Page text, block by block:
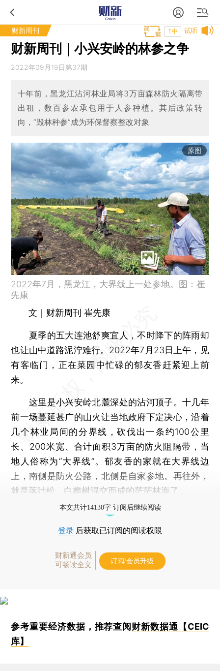
财新周刊 试听
T中
财新周刊｜小兴安岭的林参之争
2022年09月19日第37期
十年前，黑龙江沾河林业局将3万亩森林防火隔离带
出租，数百参农承包用于人参种植。其后政策转
向，“毁林种参”成为环保督察整改对象
原图
2022年7月，黑龙江，大界线上一处参地。图：崔
先康
文｜财新周刊 崔先康
夏季的五大连池舒爽宜人，不时降下的阵雨却
也让山中道路泥泞难行。2022年7月23日上午，见
有客临门，正在菜园中忙碌的郁友香赶紧迎上前
来。
这里是小兴安岭北麓深处的沾河顶子。十几年
前一场蔓延甚广的山火让当地政府下定决心，沿着
几个林业局间的分界线，砍伐出一条约100公里
长、200米宽、合计面积3万亩的防火阻隔带，当
地人俗称为“大界线”。郁友香的家就在大界线边
上，南侧是防火公路，北侧是自家参地。再往外，
就是落叶松、白桦树混交而成的茫茫林海了。
本文共计14130字 订阅后继续阅读
登录 后获取已订阅的阅读权限
财新通会员
可畅读全文
订阅/会员升级
参考重要经济数据，推荐查阅财新数据通【CEIC
库】